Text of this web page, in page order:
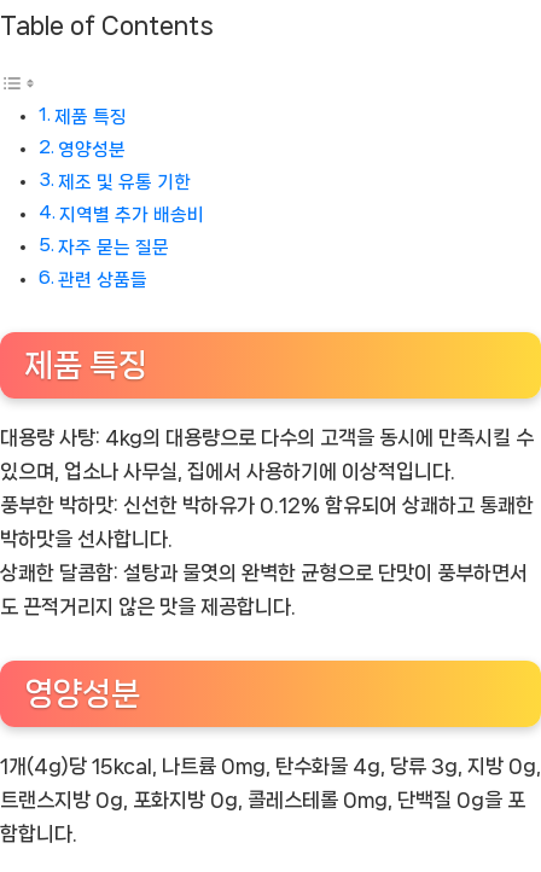
Table of Contents
제품 특징
영양성분
제조 및 유통 기한
지역별 추가 배송비
자주 묻는 질문
관련 상품들
제품 특징
대용량 사탕: 4kg의 대용량으로 다수의 고객을 동시에 만족시킬 수
있으며, 업소나 사무실, 집에서 사용하기에 이상적입니다.
풍부한 박하맛: 신선한 박하유가 0.12% 함유되어 상쾌하고 통쾌한
박하맛을 선사합니다.
상쾌한 달콤함: 설탕과 물엿의 완벽한 균형으로 단맛이 풍부하면서
도 끈적거리지 않은 맛을 제공합니다.
영양성분
1개(4g)당 15kcal 나트륨 0mg 탄수화물 4g 당류 3g 지방 0g
트랜스지방 0g
포화지방 0g 콜레스테롤 0mg 단백질 0g을 포
함합니다.